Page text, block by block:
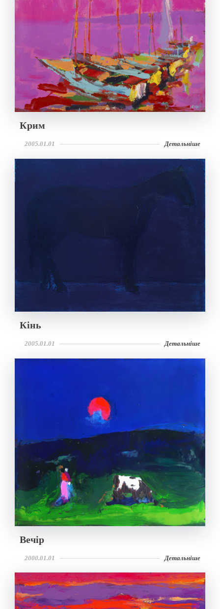
Крим
2005.01.01 Детальніше
Кінь
2005.01.01 Детальніше
Вечір
2000.01.01 Детальніше